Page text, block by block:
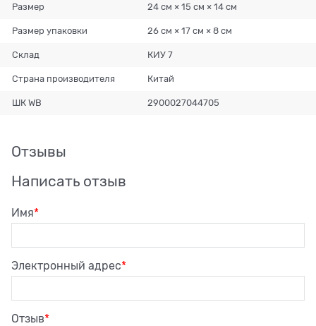
Размер 24 см × 15 см × 14 см
Размер упаковки 26 см × 17 см × 8 см
Склад КИУ 7
Страна производителя Китай
ШК WB 2900027044705
Отзывы
Написать отзыв
Имя
Электронный адрес
Отзыв